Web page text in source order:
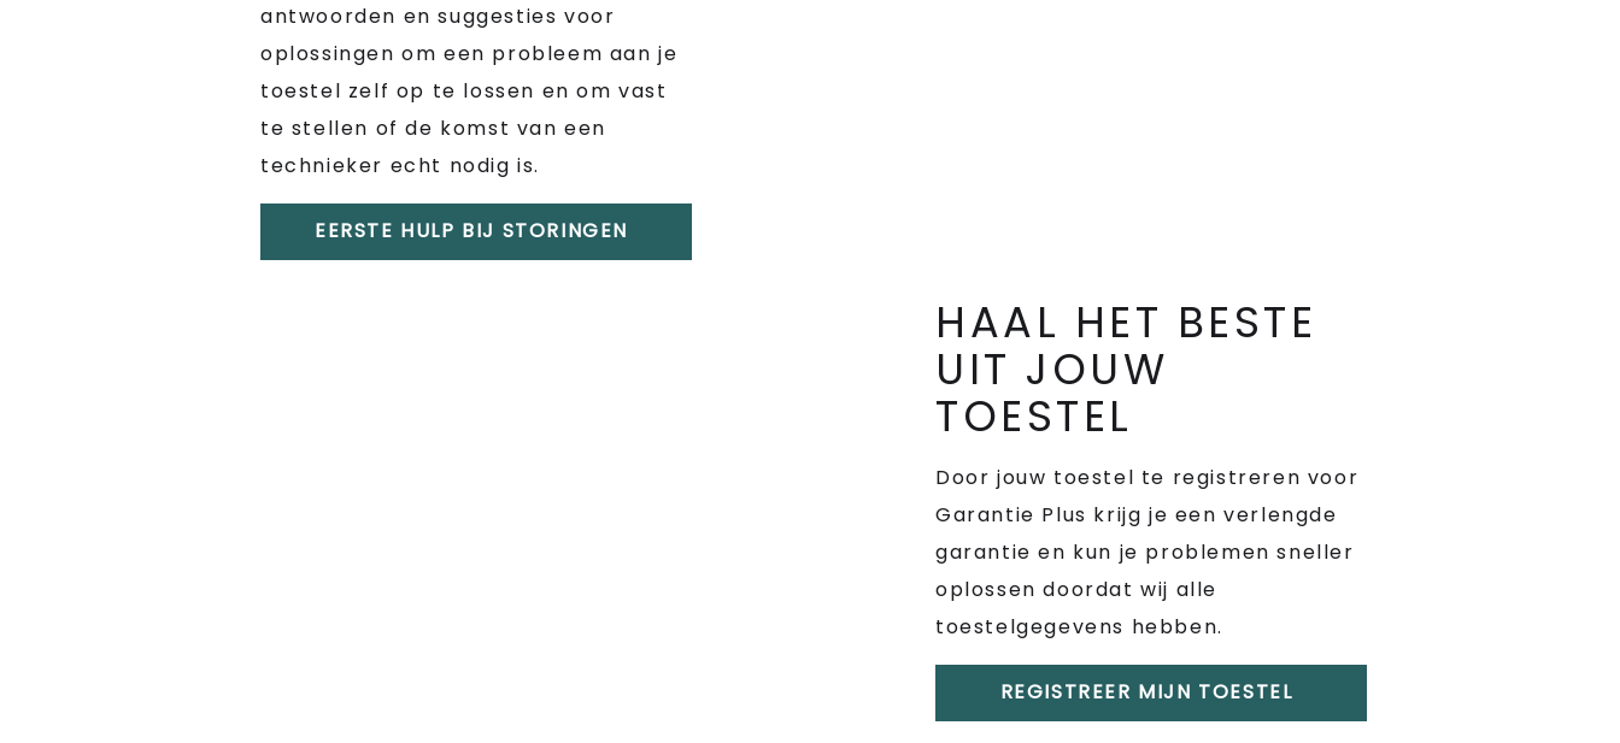
antwoorden en suggesties voor
oplossingen om een probleem aan je
toestel zelf op te lossen en om vast
te stellen of de komst van een
technieker echt nodig is.
EERSTE HULP BIJ STORINGEN
HAAL HET BESTE
UIT JOUW
TOESTEL
Door jouw toestel te registreren voor
Garantie Plus krijg je een verlengde
garantie en kun je problemen sneller
oplossen doordat wij alle
toestelgegevens hebben.
REGISTREER MIJN TOESTEL